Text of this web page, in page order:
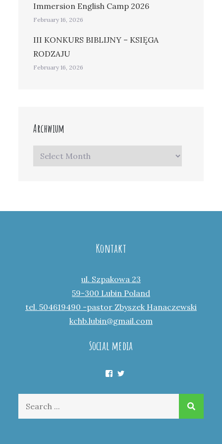
Immersion English Camp 2026
February 16, 2026
III KONKURS BIBLIJNY – KSIĘGA
RODZAJU
February 16, 2026
Archwium
Archwium
Kontakt
ul. Szpakowa 23
59-300 Lubin Poland
tel. 504619490 -pastor Zbyszek Hanaczewski
kchb.lubin@gmail.com
Social media
Facebook